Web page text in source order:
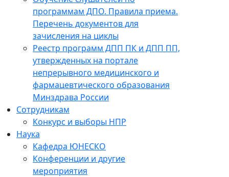
программам ДПО. Правила приема.
Перечень документов для
зачисления на циклы
Реестр программ ДПП ПК и ДПП ПП,
утвержденных на портале
непрерывного медицинского и
фармацевтического образования
Минздрава России
Сотрудникам
Конкурс и выборы НПР
Наука
Кафедра ЮНЕСКО
Конференции и другие
мероприятия